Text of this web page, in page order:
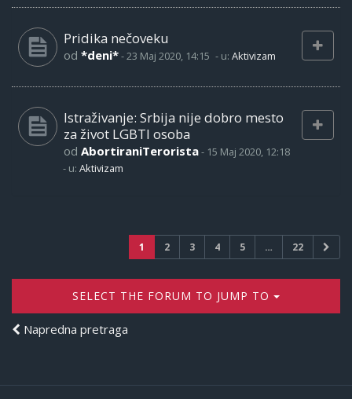
Pridika nečoveku
od *deni*-23 Maj 2020, 14:15 - u: Aktivizam
Istraživanje: Srbija nije dobro mesto
za život LGBTI osoba
od AbortiraniTerorista- 15 Maj 2020, 12:18
- u: Aktivizam
1 2 3 4 5 … 22
SELECT THE FORUM TO JUMP TO
Napredna pretraga